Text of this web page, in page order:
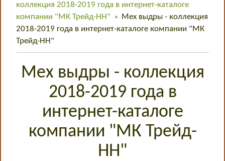
коллекция 2018-2019 года в интернет-каталоге
компании "МК Трейд-НН"
>
Мех выдры - коллекция
2018-2019 года в интернет-каталоге компании "МК
Трейд-НН"
Мех выдры - коллекция
2018-2019 года в
интернет-каталоге
компании "МК Трейд-
НН"